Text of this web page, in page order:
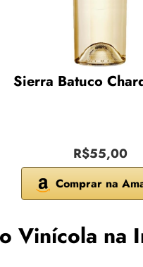
Sierra Batuco
R$55,00
Comprar na
Vinícola na